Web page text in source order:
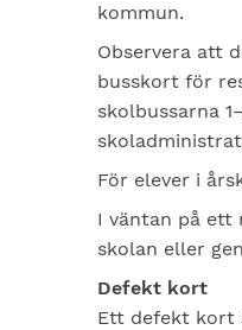
kommun.
Observera att
busskort för
skolbussarna
För elever i
I väntan på
skolan eller
Defekt kort
Ett defekt kort